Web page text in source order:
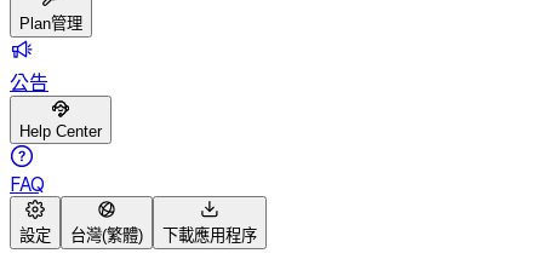
Plan管理
公告
Help Center
FAQ
設定 台灣(繁體) 下載應用程序